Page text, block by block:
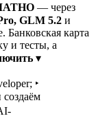
— через
GLM 5.2 и
Банковская карта
и тесты, а
▾
‣